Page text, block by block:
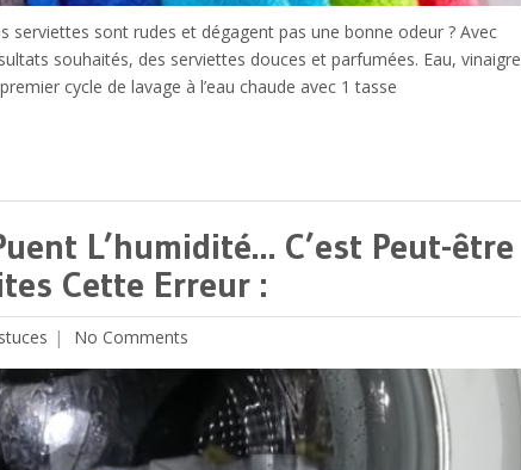
serviettes sont rudes et dégagent pas une bonne odeur ? Avec
souhaités, des serviettes douces et parfumées. Eau, vinaigre
cycle de lavage à l’eau chaude avec 1 tasse
L’humidité… C’est Peut-être
Cette Erreur :
No Comments